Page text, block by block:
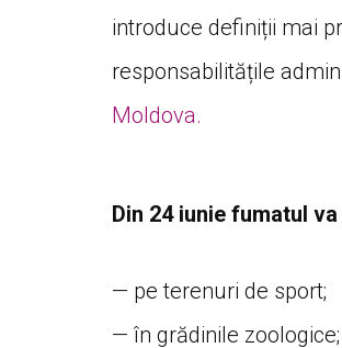
introduce definiții mai
responsabilitățile
Moldova.
Din 24 iunie fumatul
— pe terenuri de sport;
— în grădinile zoologice;